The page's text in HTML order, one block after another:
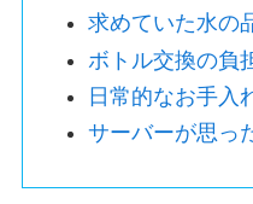
求めていた水の
ボトル交換の負
日常的なお手入
サーバーが思っ